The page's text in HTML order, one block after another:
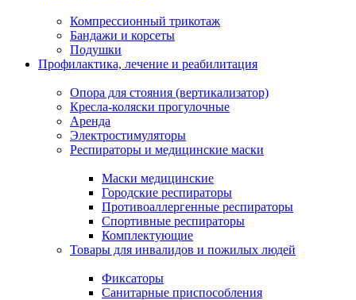
Компрессионный трикотаж
Бандажи и корсеты
Подушки
Профилактика, лечение и реабилитация
Опора для стояния (вертикализатор)
Кресла-коляски прогулочные
Аренда
Электростимуляторы
Респираторы и медицинские маски
Маски медицинские
Городские респираторы
Противоаллергенные респираторы
Спортивные респираторы
Комплектующие
Товары для инвалидов и пожилых людей
Фиксаторы
Санитарные приспособления